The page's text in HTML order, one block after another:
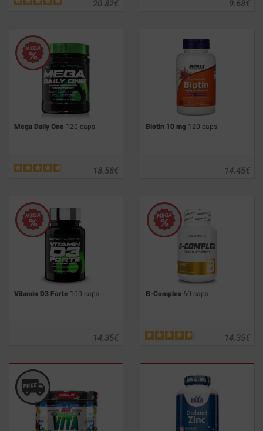
€
20.82 €
9.68
Mega Daily One 120 caps.
€
18.58
Biotin 10 mg 120 caps.
€
14.45
Vitamin D3 Forte 100 caps.
€
14.35
B-Complex 60 caps.
€
14.35